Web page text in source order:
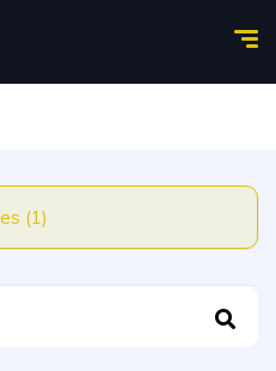
Filtres (1)